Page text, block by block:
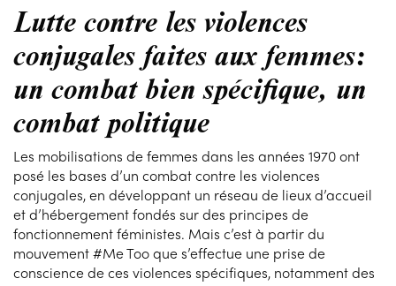
Lutte contre les violences
conjugales faites aux femmes:
un combat bien spécifique, un
combat politique
Les mobilisations de femmes dans les années 1970 ont
posé les bases d’un combat contre les violences
conjugales, en développant un réseau de lieux d’accueil
et d’hébergement fondés sur des principes de
fonctionnement féministes. Mais c’est à partir du
mouvement #Me Too que s’effectue une prise de
conscience de ces violences spécifiques, notamment des